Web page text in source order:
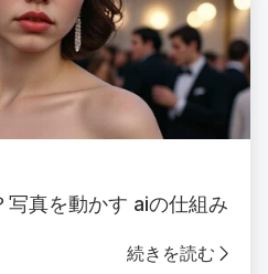
写真を動かす aiの仕組み
続きを読む